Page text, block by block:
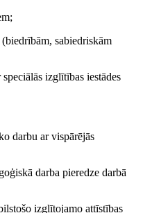
sabiedriskām
izglītības iestādes
darbu ar vispārējās
darba pieredze darbā
izglītojamo attīstības